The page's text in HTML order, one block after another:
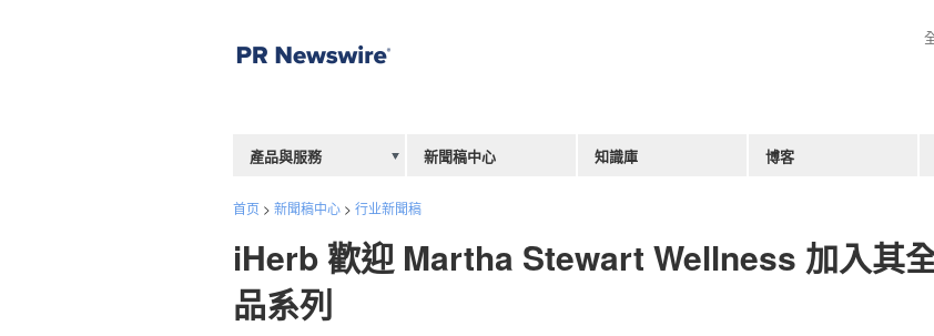
首页> 新聞稿中心> 行业新聞稿
iHerb 歡迎 Martha Stewart Wellness 加入其
品系列
產品與服務 新聞稿中心 知識庫 博客